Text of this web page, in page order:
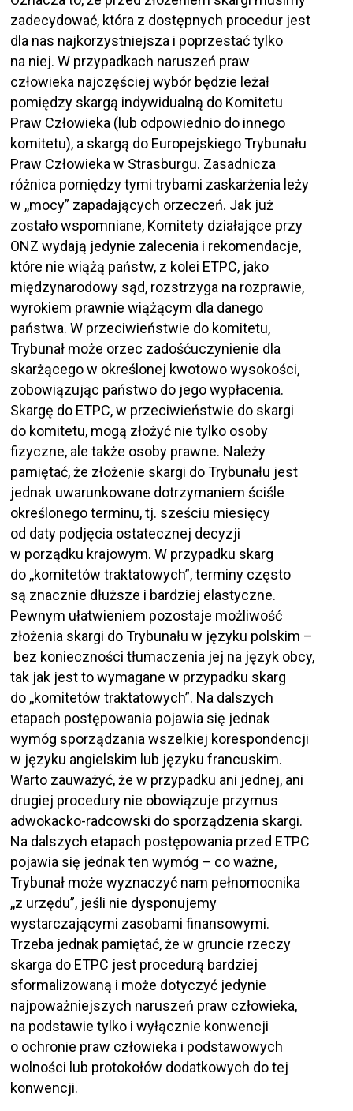
zadecydować, która z dostępnych procedur jest
dla nas najkorzystniejsza i poprzestać tylko
na niej. W przypadkach naruszeń praw
człowieka najczęściej wybór będzie leżał
pomiędzy skargą indywidualną do Komitetu
Praw Człowieka (lub odpowiednio do innego
komitetu), a skargą do Europejskiego Trybunału
Praw Człowieka w Strasburgu. Zasadnicza
różnica pomiędzy tymi trybami zaskarżenia leży
w ,,mocy” zapadających orzeczeń. Jak już
zostało wspomniane, Komitety działające przy
ONZ wydają jedynie zalecenia i rekomendacje,
które nie wiążą państw, z kolei ETPC, jako
międzynarodowy sąd, rozstrzyga na rozprawie,
wyrokiem prawnie wiążącym dla danego
państwa. W przeciwieństwie do komitetu,
Trybunał może orzec zadośćuczynienie dla
skarżącego w określonej kwotowo wysokości,
zobowiązując państwo do jego wypłacenia.
Skargę do ETPC, w przeciwieństwie do skargi
do komitetu, mogą złożyć nie tylko osoby
fizyczne, ale także osoby prawne. Należy
pamiętać, że złożenie skargi do Trybunału jest
jednak uwarunkowane dotrzymaniem ściśle
określonego terminu, tj. sześciu miesięcy
od daty podjęcia ostatecznej decyzji
w porządku krajowym. W przypadku skarg
do ,,komitetów traktatowych”, terminy często
są znacznie dłuższe i bardziej elastyczne.
Pewnym ułatwieniem pozostaje możliwość
złożenia skargi do Trybunału w języku polskim –
bez konieczności tłumaczenia jej na język obcy,
tak jak jest to wymagane w przypadku skarg
do ,,komitetów traktatowych”. Na dalszych
etapach postępowania pojawia się jednak
wymóg sporządzania wszelkiej korespondencji
w języku angielskim lub języku francuskim.
Warto zauważyć, że w przypadku ani jednej, ani
drugiej procedury nie obowiązuje przymus
adwokacko-radcowski do sporządzenia skargi.
Na dalszych etapach postępowania przed ETPC
pojawia się jednak ten wymóg – co ważne,
Trybunał może wyznaczyć nam pełnomocnika
,,z urzędu”, jeśli nie dysponujemy
wystarczającymi zasobami finansowymi.
Trzeba jednak pamiętać, że w gruncie rzeczy
skarga do ETPC jest procedurą bardziej
sformalizowaną i może dotyczyć jedynie
najpoważniejszych naruszeń praw człowieka,
na podstawie tylko i wyłącznie konwencji
o ochronie praw człowieka i podstawowych
wolności lub protokołów dodatkowych do tej
konwencji.